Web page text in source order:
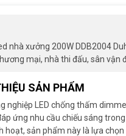
nhà xưởng 200W DDB2004
mại, nhà thi đấu, sân vận
SẢN PHẨM
nghiệp LED chống thấm
ứng nhu cầu chiếu sáng
hoạt, sản phẩm này là lựa